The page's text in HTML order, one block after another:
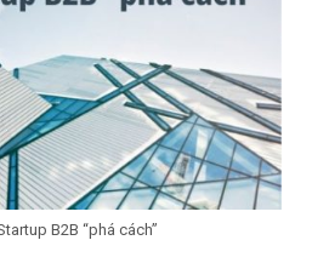
B2B “phá cách”